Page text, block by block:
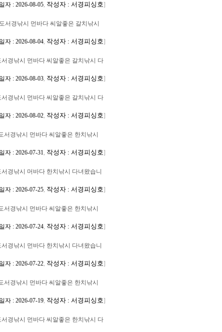
자 : 2026-08-05, 작성자 : 서경피싱호]
서경낚시 먼바다 씨알좋은 갈치낚시
자 : 2026-08-04, 작성자 : 서경피싱호]
서경낚시 먼바다 씨알좋은 갈치낚시 다
자 : 2026-08-03, 작성자 : 서경피싱호]
서경낚시 먼바다 씨알좋은 갈치낚시 다
자 : 2026-08-02, 작성자 : 서경피싱호]
서경낚시 먼바다 씨알좋은 한치낚시
자 : 2026-07-31, 작성자 : 서경피싱호]
서경낚시 머바다 한치낚시 다녀왔습니
자 : 2026-07-25, 작성자 : 서경피싱호]
서경낚시 먼바다 씨알좋은 한치낚시
자 : 2026-07-24, 작성자 : 서경피싱호]
서경낚시 먼바다 한치낚시 다녀왔습니
자 : 2026-07-22, 작성자 : 서경피싱호]
서경낚시 먼바다 씨알좋은 한치낚시
자 : 2026-07-19, 작성자 : 서경피싱호]
서경낚시 먼바다 씨알좋은 한치낚시 다